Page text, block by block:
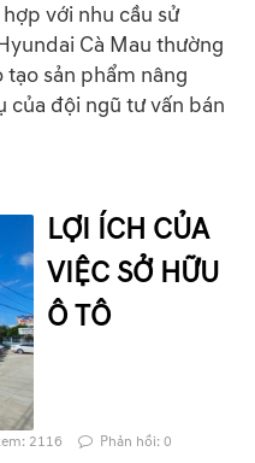
với nhu cầu sử
Cà Mau thường
sản phẩm nâng
của đội ngũ tư vấn bán
LỢI ÍCH CỦA
VIỆC SỞ HỮU
Ô TÔ
2116 Phản hồi: 0